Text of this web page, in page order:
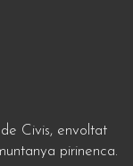
Civis, envoltat
pirinenca.